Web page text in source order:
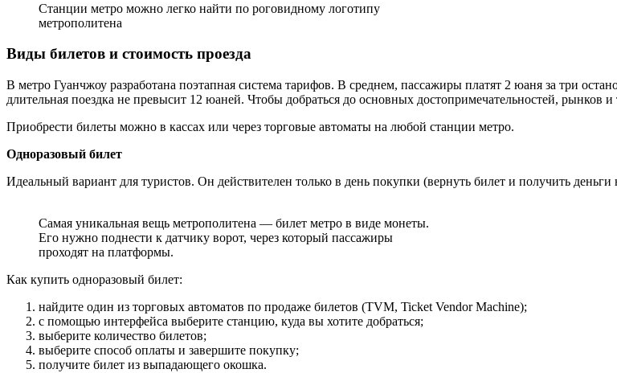
Станции метро можно легко найти по роговидному логотипу
метрополитена
Виды билетов и стоимость проезда
В метро Гуанчжоу разработана поэтапная система тарифов. В среднем, пассажиры платят 2 юаня за три
длительная поездка не превысит 12 юаней. Чтобы добраться до основных достопримечательностей, рынков
Приобрести билеты можно в кассах или через торговые автоматы на любой станции метро.
Одноразовый билет
Идеальный вариант для туристов. Он действителен только в день покупки (вернуть билет и получить
Самая уникальная вещь метрополитена — билет метро в виде монеты.
Его нужно поднести к датчику ворот, через который пассажиры
проходят на платформы.
Как купить одноразовый билет:
найдите один из торговых автоматов по продаже билетов (TVM, Ticket Vendor Machine);
с помощью интерфейса выберите станцию, куда вы хотите добраться;
выберите количество билетов;
выберите способ оплаты и завершите покупку;
получите билет из выпадающего окошка.